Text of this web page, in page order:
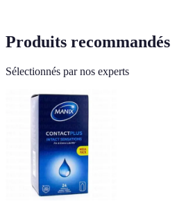
Produits recommandés
Sélectionnés par nos experts